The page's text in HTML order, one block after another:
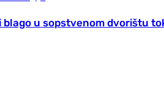
blago u sopstvenom dvorištu